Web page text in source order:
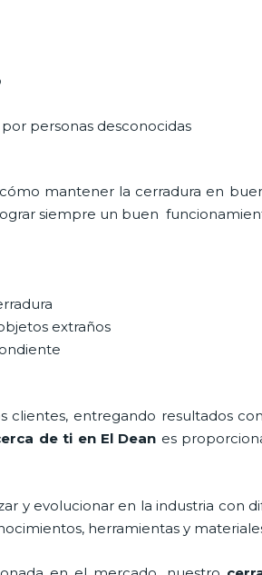
personas desconocidas
mantener la cerradura en
siempre un buen
extraños
clientes, entregando resultados
de ti en El Dean es
y evolucionar en la industria con
herramientas y